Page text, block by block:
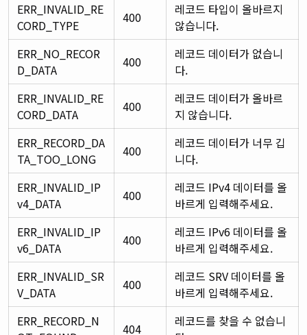
ERR_INVALID_RE
CORD_TYPE
400
레코드 타입이 올바르지
않습니다.
ERR_NO_RECOR
D_DATA
400
레코드 데이터가 없습니
다.
ERR_INVALID_RE
CORD_DATA
400
레코드 데이터가 올바르
지 않습니다.
ERR_RECORD_DA
TA_TOO_LONG
400
레코드 데이터가 너무 깁
니다.
ERR_INVALID_IP
v4_DATA
400
레코드 IPv4 데이터를 올
바르게 입력해주세요.
ERR_INVALID_IP
v6_DATA
400
레코드 IPv6 데이터를 올
바르게 입력해주세요.
ERR_INVALID_SR
V_DATA
400
레코드 SRV 데이터를 올
바르게 입력해주세요.
ERR_RECORD_N
404
레코드를 찾을 수 없습니